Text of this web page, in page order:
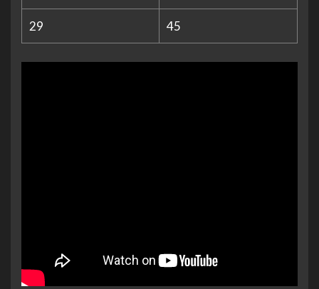
29 45